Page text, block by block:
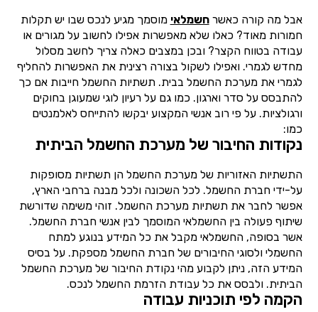
אבל מה קורה כאשרחשמלאי מוסמך מגיע לנכס שבו יש תקלות
חמורות מאוד? כאלו שלא מאפשרות אפילו לחשוב על מגורים או
עבודה בטווח הקצר? ובכן במצבים כאלה צריך לחשב מסלול
מחדש לגמרי. ואפילו לשקול בצורה רצינית את האפשרות להחליף
לגמרי את מערכת החשמל בבית. תשתיות החשמל חייבות אם כך
להתבסס על סדר וארגון. כמו גם על רעיון לוגי שמעוגן בחוקים
ורגולציות. על פי רוב אנשי המקצוע יבקשו להתייחס לאלמנטים
כמו:
נקודות החיבור של מערכת החשמל הביתית
התשתיות האזוריות של מערכת החשמל הן תשתיות מסופקות
על-ידי חברת החשמל. לכל השכונה ולכל מבנה ברחבי הארץ,
אפשר לחבר את תשתיות מערכת החשמל. זוהי משימה שדורשת
שיתוף פעולה בין החשמלאי המוסמך לבין אנשי חברת החשמל.
אשר בסופה, החשמלאי מקבל את כל המידע בנוגע למתח
החשמלי ולסוגי החיבורים של חברת החשמל מספקת. על בסיס
המידע הזה, ניתן לקבוע מהי נקודת החיבור של מערכת החשמל
הביתית. ולבסס את כל עבודת הזרמת החשמל לנכס.
הקמה לפי תוכניות עבודה